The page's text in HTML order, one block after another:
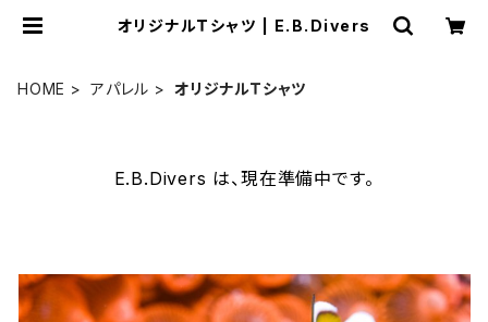
オリジナルＴシャツ | E.B.Divers
HOME アパレル オリジナルＴシャツ
E.B.Divers は、現在準備中です。